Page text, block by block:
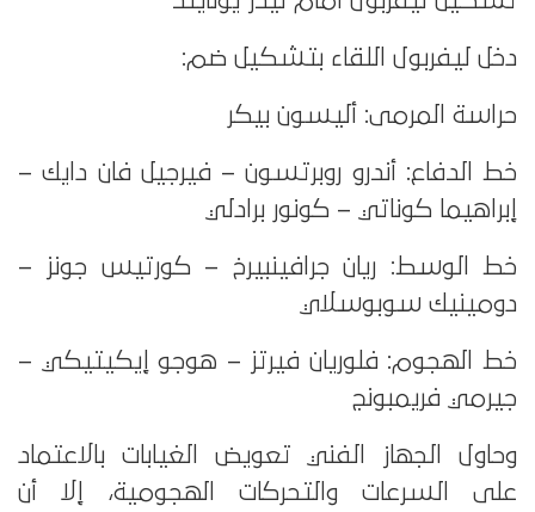
دخل ليفربول اللقاء بتشكيل ضم:
حراسة المرمى: أليسون بيكر
خط الدفاع: أندرو روبرتسون – فيرجيل فان دايك –
إبراهيما كوناتي – كونور برادلي
خط الوسط: ريان جرافينبيرخ – كورتيس جونز –
دومينيك سوبوسلاي
خط الهجوم: فلوريان فيرتز – هوجو إيكيتيكي –
جيرمي فريمبونج
وحاول الجهاز الفني تعويض الغيابات بالاعتماد
على السرعات والتحركات الهجومية، إلا أن